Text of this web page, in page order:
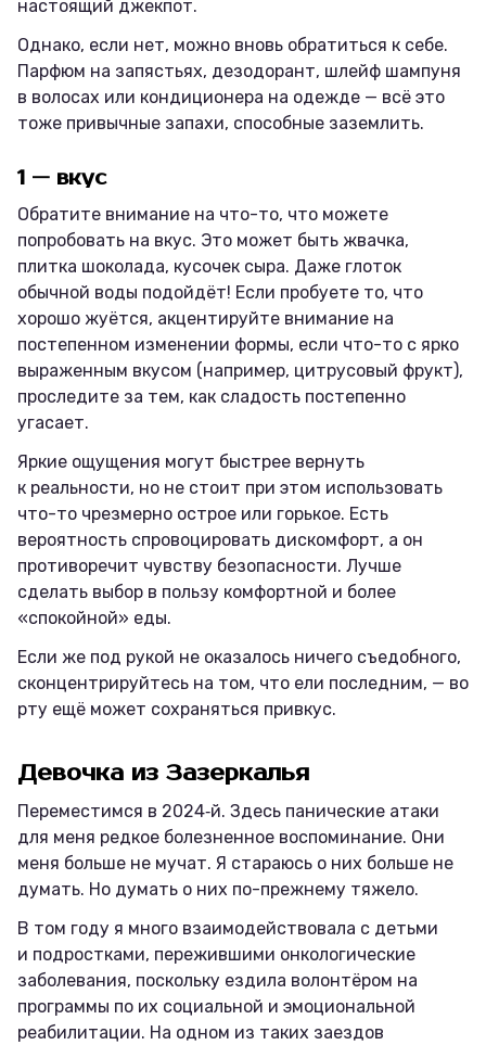
настоящий джекпот.
Однако, если нет, можно вновь обратиться к себе.
Парфюм на запястьях, дезодорант, шлейф шампуня
в волосах или кондиционера на одежде — всё это
тоже привычные запахи, способные заземлить.
1 — вкус
Обратите внимание на что-то, что можете
попробовать на вкус. Это может быть жвачка,
плитка шоколада, кусочек сыра. Даже глоток
обычной воды подойдёт! Если пробуете то, что
хорошо жуётся, акцентируйте внимание на
постепенном изменении формы, если что-то с ярко
выраженным вкусом (например, цитрусовый фрукт),
проследите за тем, как сладость постепенно
угасает.
Яркие ощущения могут быстрее вернуть
к реальности, но не стоит при этом использовать
что-то чрезмерно острое или горькое. Есть
вероятность спровоцировать дискомфорт, а он
противоречит чувству безопасности. Лучше
сделать выбор в пользу комфортной и более
«спокойной» еды.
Если же под рукой не оказалось ничего съедобного,
сконцентрируйтесь на том, что ели последним, — во
рту ещё может сохраняться привкус.
Девочка из Зазеркалья
Переместимся в 2024‑й. Здесь панические атаки
для меня редкое болезненное воспоминание. Они
меня больше не мучат. Я стараюсь о них больше не
думать. Но думать о них по-прежнему тяжело.
В том году я много взаимодействовала с детьми
и подростками, пережившими онкологические
заболевания, поскольку ездила волонтёром на
программы по их социальной и эмоциональной
реабилитации. На одном из таких заездов